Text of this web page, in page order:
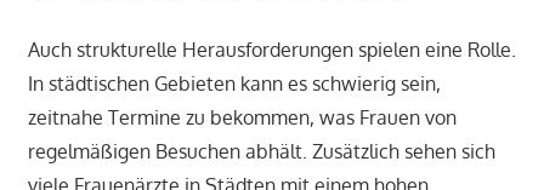
Auch strukturelle Herausforderungen spielen eine Rolle.
In städtischen Gebieten kann es schwierig sein,
zeitnahe Termine zu bekommen, was Frauen von
regelmäßigen Besuchen abhält. Zusätzlich sehen sich
viele Frauenärzte in Städten mit einem hohen